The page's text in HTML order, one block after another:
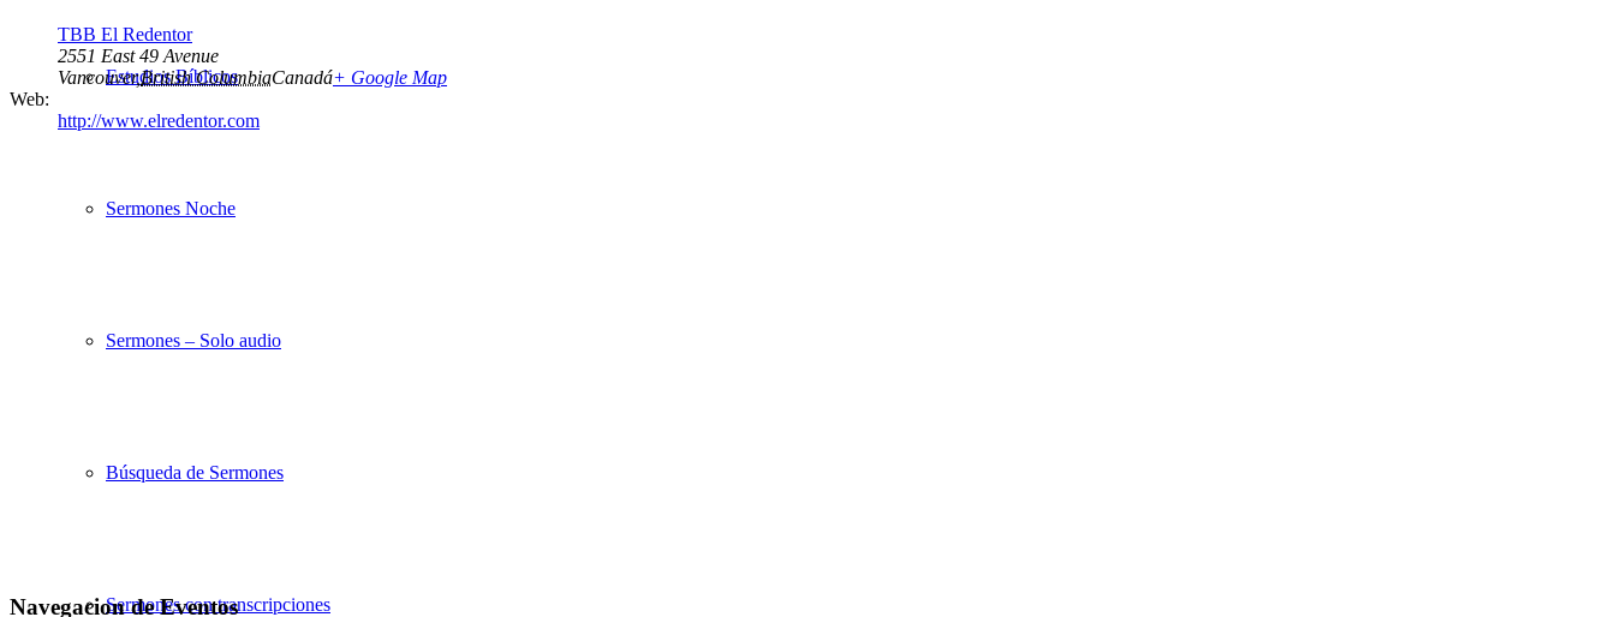
Estudios Bíblicos
Sermones Noche
Sermones – Solo audio
Búsqueda de Sermones
Sermones con transcripciones
TBB El Redentor
2551 East 49 Avenue
Vancouver,British ColumbiaCanadá+ Google Map
Web:
http://www.elredentor.com
Navegacion de Eventos